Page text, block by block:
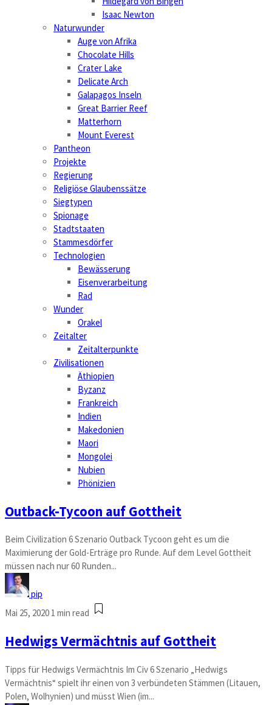
Isaac Newton
Naturwunder
Auge von Afrika
Chocolate Hills
Crater Lake
Delicate Arch
Galapagos Inseln
Great Barrier Reef
Matterhorn
Mount Everest
Pantheon
Projekte
Regierung
Religiöse Glaubenssätze
Siegtypen
Spionage
Stadtstaaten
Stammesdörfer
Technologien
Bewässerung
Eisenverarbeitung
Rad
Wunder
Orakel
Zeitalter
Zeitalterpunkte
Zivilisationen
Äthiopien
Byzanz
Frankreich
Indien
Makedonien
Maori
Mongolei
Nubien
Phönizien
Outback-Tycoon auf Gottheit
Beim Civilization 6 Szenario Outback Tycoon geht es um die
Maximierung der Gold-Erträge pro Runde. Auf dem Level Gottheit
müssen nach nur 60 Runden...
pip
Mai 25, 2020 1 min read
Hedwigs Vermächtnis auf Gottheit
Tipps für Hedwigs Vermächtnis Im Civ 6 Szenario „Hedwigs
Vermächtnis“ spielt ihr einen von 3 verbündeten Stämmen (Litauen,
Polen, Wolhynien) und müsst Wien (im...